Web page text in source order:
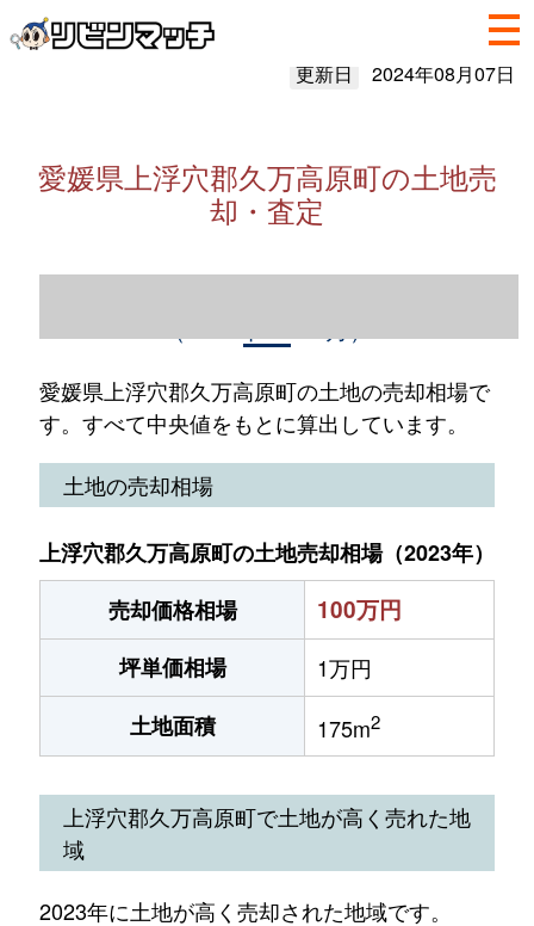
更新日 2024年08月07日
愛媛県上浮穴郡久万高原町の土地売
却・査定
愛媛県上浮穴郡久万高原町の土地の売却相場で
す。すべて中央値をもとに算出しています。
土地の売却相場
上浮穴郡久万高原町の土地売却相場（2023年）
売却価格相場
100万円
坪単価相場
1万円
土地面積
175m2
上浮穴郡久万高原町で土地が高く売れた地
域
2023年に土地が高く売却された地域です。